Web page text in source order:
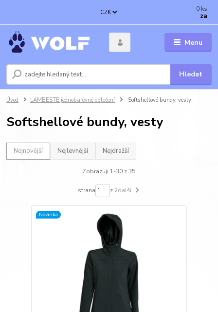
Menu
CZK
Hledat
0 ks
za
Úvod LAMBESTE:jednobarevné oblečení Softshellové bundy, vesty
Softshellové bundy, vesty
Nejnovější Nejlevnější Nejdražší
Zobrazuji 1-30 z 35
strana z 2další
Novinka